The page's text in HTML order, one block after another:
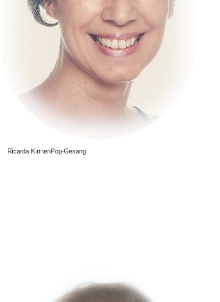
Ricarda KinnenPop-Gesang